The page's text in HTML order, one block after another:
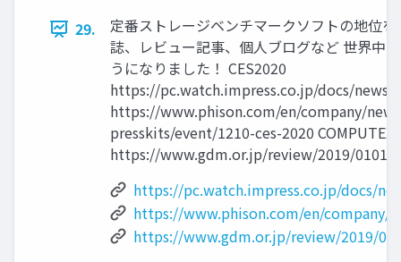
29.
定番ストレージベンチマークソフトの地位
誌、レビュー記事、個人ブログなど 世界中
うになりました！ CES2020
https://pc.watch.impress.co.jp/docs/news/
https://www.phison.com/en/company/
presskits/event/1210-ces-2020 COMPUTEX
https://www.gdm.or.jp/review/2019/0101/
https://pc.watch.impress.co.jp/docs/
https://www.phison.com/en/company/
https://www.gdm.or.jp/review/2019/